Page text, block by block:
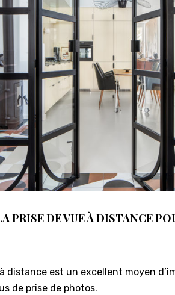
PRISE DE VUE À DISTANCE
distance est un excellent moyen
de prise de photos.